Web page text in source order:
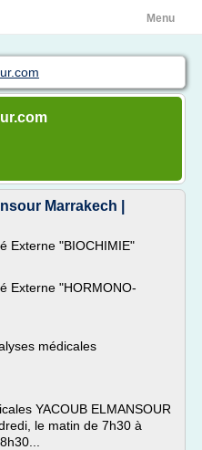
Menu
Marrakech |
Externe "BIOCHIMIE"
Externe "HORMONO-
médicales
YACOUB ELMANSOUR
le matin de 7h30 à